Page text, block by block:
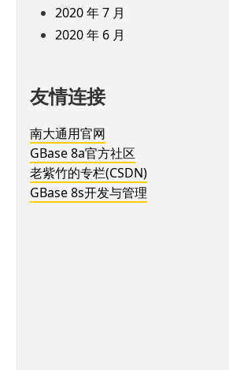
2020 年 7 月
2020 年 6 月
友情连接
南大通用官网
GBase 8a官方社区
老紫竹的专栏(CSDN)
GBase 8s开发与管理